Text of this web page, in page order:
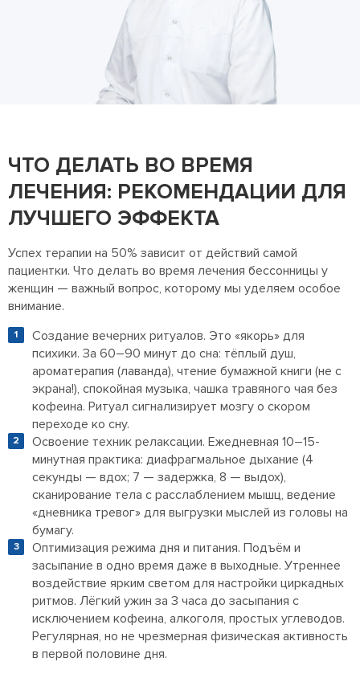
ЧТО ДЕЛАТЬ ВО ВРЕМЯ
ЛЕЧЕНИЯ: РЕКОМЕНДАЦИИ ДЛЯ
ЛУЧШЕГО ЭФФЕКТА
Успех терапии на 50% зависит от действий самой
пациентки. Что делать во время лечения бессонницы у
женщин — важный вопрос, которому мы уделяем особое
внимание.
Создание вечерних ритуалов. Это «якорь» для
психики. За 60–90 минут до сна: тёплый душ,
ароматерапия (лаванда), чтение бумажной книги (не с
экрана!), спокойная музыка, чашка травяного чая без
кофеина. Ритуал сигнализирует мозгу о скором
переходе ко сну.
Освоение техник релаксации. Ежедневная 10–15-
минутная практика: диафрагмальное дыхание (4
секунды — вдох; 7 — задержка, 8 — выдох),
сканирование тела с расслаблением мышц, ведение
«дневника тревог» для выгрузки мыслей из головы на
бумагу.
Оптимизация режима дня и питания. Подъём и
засыпание в одно время даже в выходные. Утреннее
воздействие ярким светом для настройки циркадных
ритмов. Лёгкий ужин за 3 часа до засыпания с
исключением кофеина, алкоголя, простых углеводов.
Регулярная, но не чрезмерная физическая активность
в первой половине дня.